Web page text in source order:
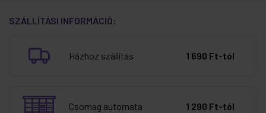
SZÁLLÍTÁSI INFORMÁCIÓ:
Házhoz szállítás 1 690 Ft-tól
Csomag automata 1 290 Ft-tól